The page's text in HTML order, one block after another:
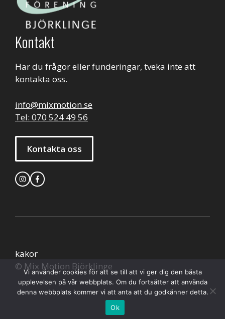
Kontakt
Har du frågor eller funderingar, tveka inte att
kontakta oss.
info@mixmotion.se
Tel: 070 524 49 56
Kontakta oss
© Mix Motion Björklinge
kakor
Vi använder cookies för att se till att vi ger dig den bästa
upplevelsen på vår webbplats. Om du fortsätter att använda
denna webbplats kommer vi att anta att du godkänner detta.
Ok